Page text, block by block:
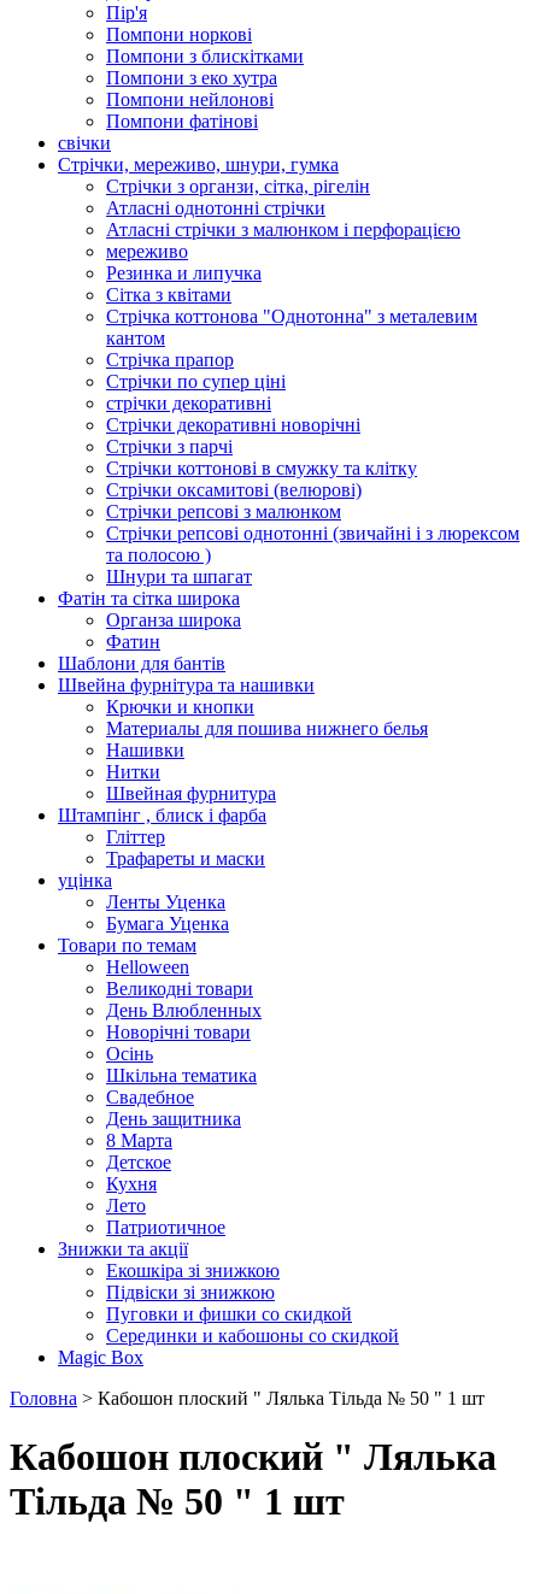
Пір'я
Помпони норкові
Помпони з блискітками
Помпони з еко хутра
Помпони нейлонові
Помпони фатінові
свічки
Стрічки, мереживо, шнури, гумка
Стрічки з органзи, сітка, рігелін
Атласні однотонні стрічки
Атласні стрічки з малюнком і перфорацією
мереживо
Резинка и липучка
Сітка з квітами
Стрічка коттонова "Однотонна" з металевим
кантом
Стрічка прапор
Стрічки по супер ціні
стрічки декоративні
Стрічки декоративні новорічні
Стрічки з парчі
Стрічки коттонові в смужку та клітку
Стрічки оксамитові (велюрові)
Стрічки репсові з малюнком
Стрічки репсові однотонні (звичайні і з люрексом
та полосою )
Шнури та шпагат
Фатін та сітка широка
Органза широка
Фатин
Шаблони для бантів
Швейна фурнітура та нашивки
Крючки и кнопки
Материалы для пошива нижнего белья
Нашивки
Нитки
Швейная фурнитура
Штампінг , блиск і фарба
Гліттер
Трафареты и маски
уцінка
Ленты Уценка
Бумага Уценка
Товари по темам
Helloween
Великодні товари
День Влюбленных
Новорічні товари
Осінь
Шкільна тематика
Свадебное
День защитника
8 Марта
Детское
Кухня
Лето
Патриотичное
Знижки та акції
Екошкіра зі знижкою
Підвіски зі знижкою
Пуговки и фишки со скидкой
Серединки и кабошоны со скидкой
Magic Box
Головна > Кабошон плоский " Лялька Тільда № 50 " 1 шт
Кабошон плоский " Лялька
Тільда № 50 " 1 шт